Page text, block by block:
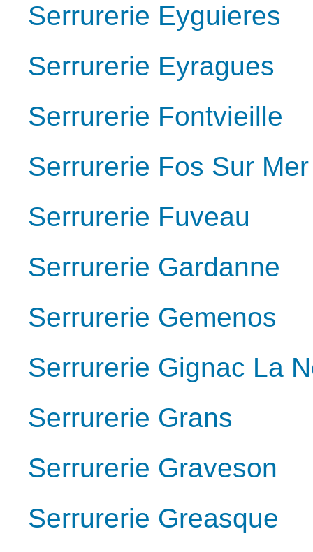
Serrurerie Eyguieres
Serrurerie Eyragues
Serrurerie Fontvieille
Serrurerie Fos Sur Mer
Serrurerie Fuveau
Serrurerie Gardanne
Serrurerie Gemenos
Serrurerie Gignac La
Serrurerie Grans
Serrurerie Graveson
Serrurerie Greasque